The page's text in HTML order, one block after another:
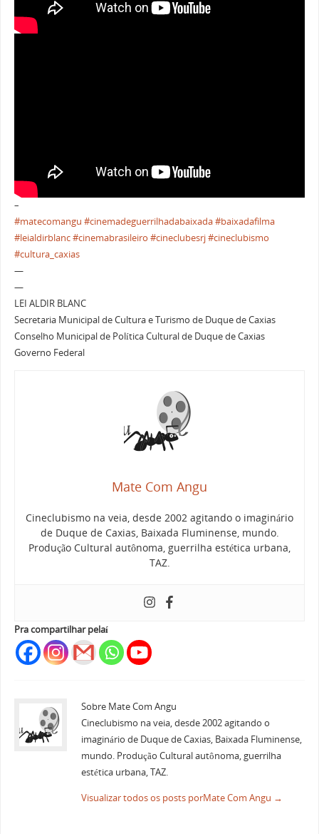
–
#matecomangu #cinemadeguerrilhadabaixada#baixadafilma
#leialdirblanc#cinemabrasileiro #cineclubesrj#cineclubismo
#cultura_caxias
—
—
LEI ALDIR BLANC
Secretaria Municipal de Cultura e Turismo de Duque de Caxias
Conselho Municipal de Política Cultural de Duque de Caxias
Governo Federal
Mate Com Angu
Cineclubismo na veia, desde 2002 agitando o imaginário
de Duque de Caxias, Baixada Fluminense, mundo.
Produção Cultural autônoma, guerrilha estética urbana,
TAZ.
Pra compartilhar pelaí
Sobre Mate Com Angu
Cineclubismo na veia, desde 2002 agitando o
imaginário de Duque de Caxias, Baixada Fluminense,
mundo. Produção Cultural autônoma, guerrilha
estética urbana, TAZ.
Visualizar todos os posts porMate Com Angu →